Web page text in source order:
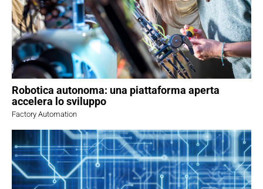
Robotica autonoma: una piattaforma aperta
accelera lo sviluppo
Factory Automation